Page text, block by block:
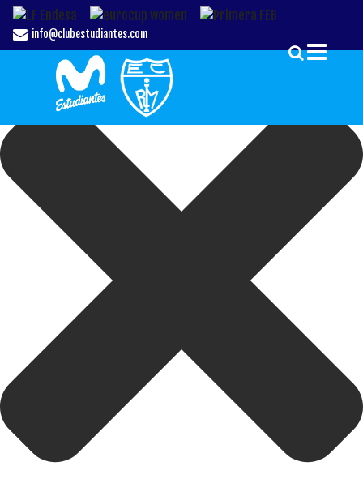
Gestionar el Consentimiento de las Cookies
info@clubestudiantes.com